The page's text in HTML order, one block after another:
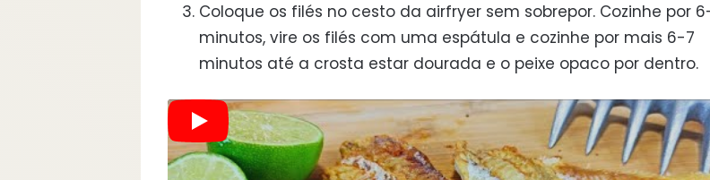
Coloque os filés no cesto da airfryer sem sobrepor. Cozinhe por
minutos, vire os filés com uma espátula e cozinhe por mais 6-7
minutos até a crosta estar dourada e o peixe opaco por dentro.